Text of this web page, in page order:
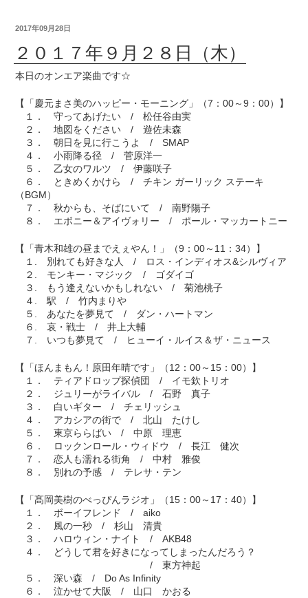
2017年09月28日
２０１７年９月２８日（木）
本日のオンエア楽曲です☆
【「慶元まさ美のハッピー・モーニング」（7：00～9：00）】
１． 守ってあげたい / 松任谷由実
２． 地図をください / 遊佐未森
３． 朝日を見に行こうよ / SMAP
４． 小雨降る径 / 菅原洋一
５． 乙女のワルツ / 伊藤咲子
６． ときめくかけら / チキン ガーリック ステーキ
（BGM）
７． 秋からも、そばにいて / 南野陽子
８． エボニー＆アイヴォリー / ポール・マッカートニー
【「青木和雄の昼までえぇやん！」（9：00～11：34）】
１. 別れても好きな人 / ロス・インディオス&シルヴィア
２. モンキー・マジック / ゴダイゴ
３. もう逢えないかもしれない / 菊池桃子
４. 駅 / 竹内まりや
５. あなたを夢見て / ダン・ハートマン
６. 哀・戦士 / 井上大輔
７. いつも夢見て / ヒューイ・ルイス＆ザ・ニュース
【「ほんまもん！原田年晴です」（12：00～15：00）】
１． ティアドロップ探偵団 / イモ欽トリオ
２． ジュリーがライバル / 石野 真子
３． 白いギター / チェリッシュ
４． アカシアの街で / 北山 たけし
５． 東京ららばい / 中原 理恵
６． ロックンロール・ウィドウ / 長江 健次
７． 恋人も濡れる街角 / 中村 雅俊
８． 別れの予感 / テレサ・テン
【「髙岡美樹のべっぴんラジオ」（15：00～17：40）】
１． ボーイフレンド / aiko
２． 風の一秒 / 杉山 清貴
３． ハロウィン・ナイト / AKB48
４． どうして君を好きになってしまったんだろう？
/ 東方神起
５． 深い森 / Do As Infinity
６． 泣かせて大阪 / 山口 かおる